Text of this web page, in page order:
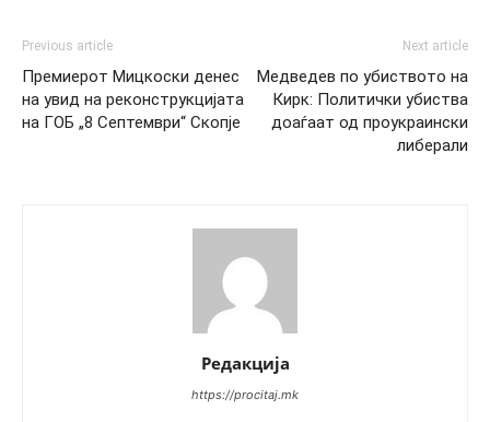
Previous article
Премиерот Мицкоски денес
на увид на реконструкцијата
на ГОБ „8 Септември“ Скопје
Next article
Медведев по убиството на
Кирк: Политички убиства
доаѓаат од проукраински
либерали
Редакција
https://procitaj.mk